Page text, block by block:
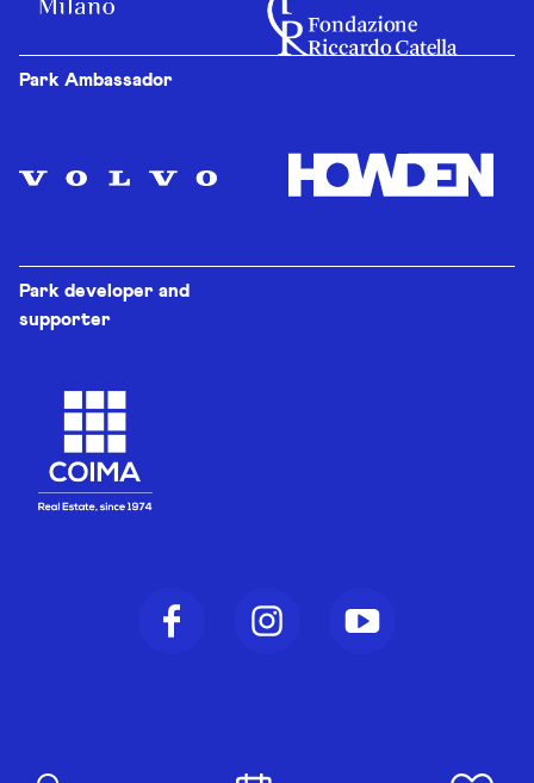
Park Ambassador
Park developer and
supporter